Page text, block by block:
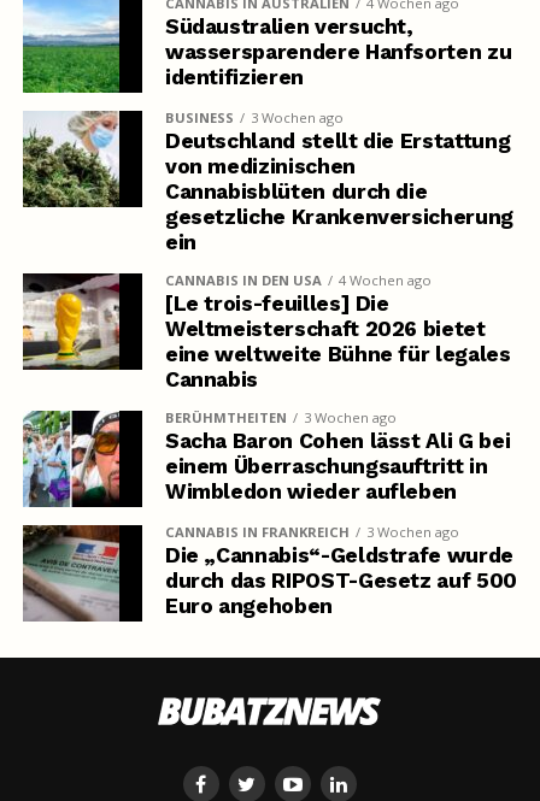
Südaustralien versucht,
wassersparendere Hanfsorten zu
identifizieren
BUSINESS 3 Wochen ago
Deutschland stellt die Erstattung
von medizinischen
Cannabisblüten durch die
gesetzliche Krankenversicherung
ein
CANNABIS IN DEN USA 4 Wochen ago
[Le trois-feuilles] Die
Weltmeisterschaft 2026 bietet
eine weltweite Bühne für legales
Cannabis
BERÜHMTHEITEN 3 Wochen ago
Sacha Baron Cohen lässt Ali G bei
einem Überraschungsauftritt in
Wimbledon wieder aufleben
CANNABIS IN FRANKREICH 3 Wochen ago
Die „Cannabis“-Geldstrafe wurde
durch das RIPOST-Gesetz auf 500
Euro angehoben